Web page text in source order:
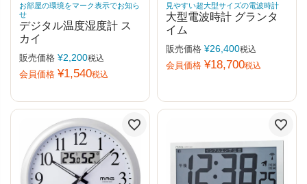
お部屋の環境をマーク表示でお知ら
せ
デジタル温度湿度計 ス
カイ
販売価格 ¥2,200税込
会員価格 ¥1,540税込
見やすい超大型サイズの電波時計
大型電波時計 グランタ
イム
販売価格 ¥26,400税込
会員価格 ¥18,700税込